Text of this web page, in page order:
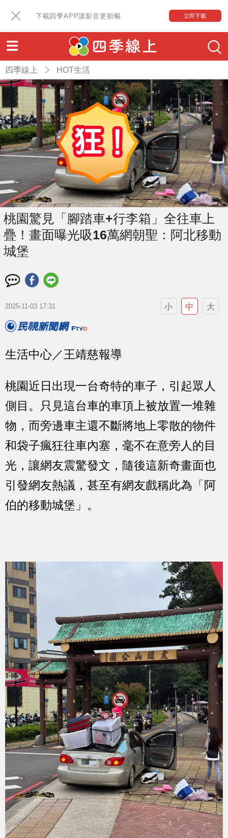
下載四季APP讓影音更順暢 立即下載
四季線上 HOT生活
桃園驚見「腳踏車+行李箱」全往車上
疊！畫面曝光吸16萬網朝聖：阿北移動
城堡
2025-11-03 17:31 小 中 大
生活中心／王靖慈報導
桃園近日出現一台奇特的車子，引起眾人
側目。只見這台車的車頂上被放置一堆雜
物，而旁邊車主還不斷將地上零散的物件
和袋子瘋狂往車內塞，毫不在意旁人的目
光，讓網友震驚發文，隨後這新奇畫面也
引發網友熱議，甚至有網友戲稱此為「阿
伯的移動城堡」。